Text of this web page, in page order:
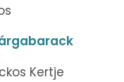
Kertje